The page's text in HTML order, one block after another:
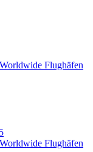
Worldwide Flughäfen
Worldwide Flughäfen